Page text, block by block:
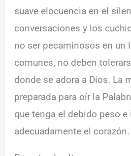
suave elocuencia en el
conversaciones y los
no ser pecaminosos en un
comunes, no deben
donde se adora a Dios. La
preparada para oír la
que tenga el debido peso
adecuadamente el corazón.